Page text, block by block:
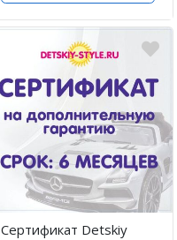
Сертификат Detskiy